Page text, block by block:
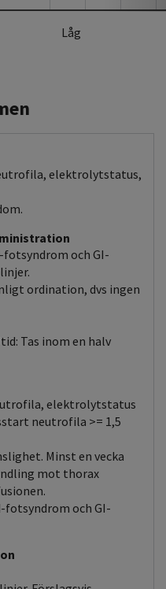
Låg
elektrolytstatus,
och GI-
ordination, dvs ingen
Tas inom en halv
elektrolytstatus
neutrofila >= 1,5
Minst en vecka
mot thorax
fotsyndrom och GI-